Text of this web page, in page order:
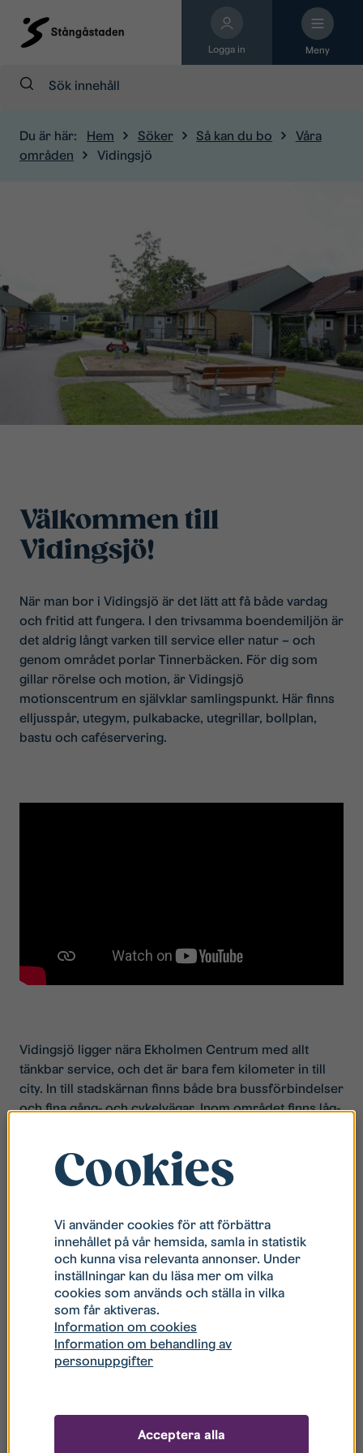
Logga in Meny
Sök:
Du är här: Hem Söker Så kan du bo
Våra
områden
Vidingsjö
Välkommen till
Vidingsjö!
När man bor i Vidingsjö är det lätt att få både vardag
och fritid att fungera. I den trivsamma boendemiljön är
det aldrig långt varken till service eller natur – och
genom området porlar Tinnerbäcken. För dig som
gillar rörelse och motion, är Vidingsjö
motionscentrum en självklar samlingspunkt. Här finns
elljusspår, utegym, pulkabacke, utegrillar, bollplan,
bastu och caféservering.
Vidingsjö ligger nära Ekholmen Centrum med allt
tänkbar service, och det är bara fem kilometer in till
city. In till stadskärnan finns både bra bussförbindelser
och fina gång- och cykelvägar. Inom området finns låg-
I det här familjära området kan Stångåstaden erbjuda
lägenheter i varierande storlek och planlösning, från 2
rum och kokvrå upp till 4 rum och kök. I närheten av
Cookies
Vi använder cookies för att förbättra
innehållet på vår hemsida, samla in statistik
och kunna visa relevanta annonser. Under
inställningar kan du läsa mer om vilka
cookies som används och ställa in vilka
som får aktiveras.
Information om cookies
Information om behandling av
personuppgifter
Acceptera alla